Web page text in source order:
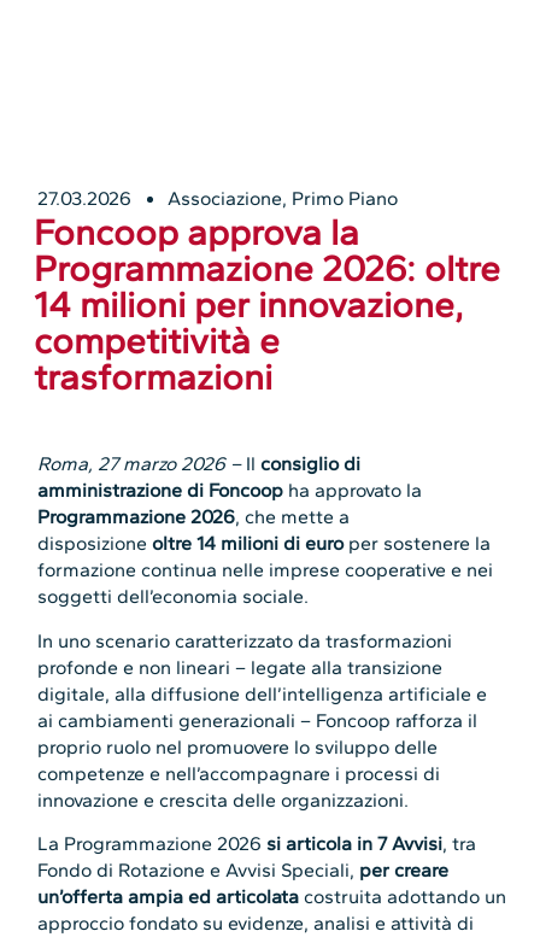
27.03.2026 Associazione, Primo Piano
Foncoop approva la
Programmazione 2026: oltre
14 milioni per innovazione,
competitività e
trasformazioni
Roma, 27 marzo 2026 –Ilconsiglio di
amministrazione di Foncoop ha approvato la
Programmazione 2026, che mette a
disposizioneoltre 14 milioni di europer sostenere la
formazione continua nelle imprese cooperative e nei
soggetti dell’economia sociale.
In uno scenario caratterizzato da trasformazioni
profonde e non lineari – legate alla transizione
digitale, alla diffusione dell’intelligenza artificiale e
ai cambiamenti generazionali – Foncoop rafforza il
proprio ruolo nel promuovere lo sviluppo delle
competenze e nell’accompagnare i processi di
innovazione e crescita delle organizzazioni.
La Programmazione 2026 si articola in 7 Avvisi, tra
Fondo di Rotazione e Avvisi Speciali, per creare
un’offertaampia edarticolata costruita adottando un
approccio fondato su evidenze, analisi e attività di